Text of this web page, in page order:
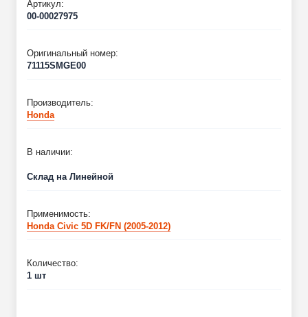
Артикул:
00-00027975
Оригинальный номер:
71115SMGE00
Производитель:
Honda
В наличии:
Склад на Линейной
Применимость:
Honda Civic 5D FK/FN (2005-2012)
Количество:
1 шт